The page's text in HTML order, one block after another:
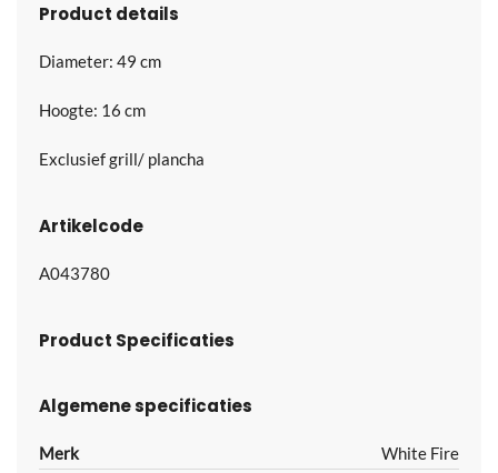
Product details
Diameter: 49 cm
Hoogte: 16 cm
Exclusief grill/ plancha
Artikelcode
A043780
Product Specificaties
Algemene specificaties
Merk
White Fire